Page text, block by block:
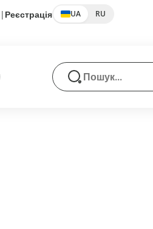
| Реєстрація UA RU
Пошук товарів